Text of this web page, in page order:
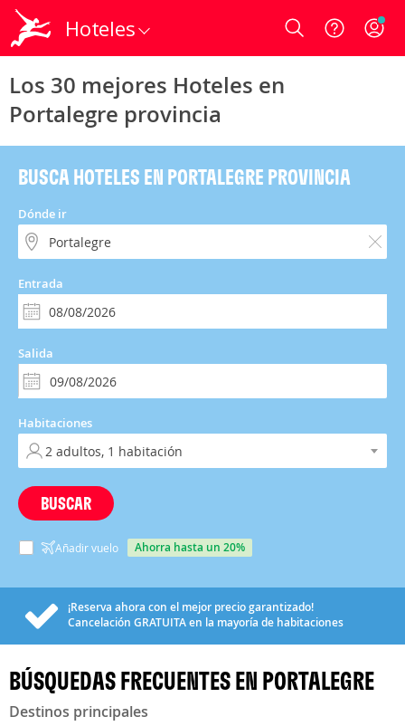
Hoteles Login
Los 30 mejores Hoteles en
Portalegre provincia
BUSCA HOTELES EN PORTALEGRE PROVINCIA
Dónde ir
Entrada
Salida
Habitaciones
BUSCAR
Añadir vuelo ahorra hasta un 20%
¡Reserva ahora con el mejor precio garantizado!
Cancelación GRATUITAen la mayoría de habitaciones
BÚSQUEDAS FRECUENTES EN PORTALEGRE
Destinos principales